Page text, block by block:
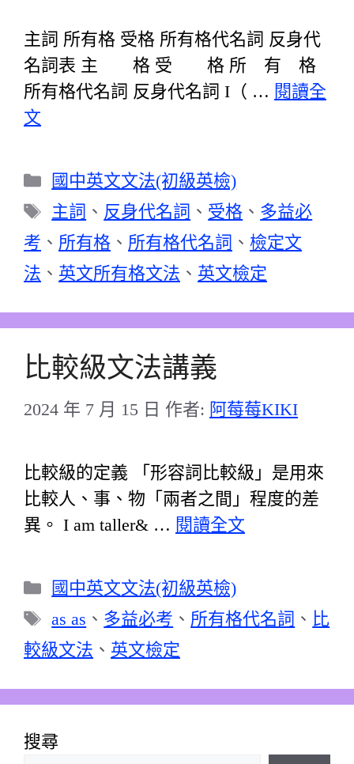
主詞 所有格 受格 所有格代名詞 反身代
名詞表 主 格 受 格 所 有 格
所有格代名詞 反身代名詞 I（ … 閱讀全
文
分
類
國中英文文法(初級英檢)
標
籤
主詞 、 反身代名詞 、 受格 、 多益必
考 、 所有格 、 所有格代名詞 、 檢定文
法 、 英文所有格文法 、 英文檢定
比較級文法講義
2024 年 7 月 15 日 作者: 阿莓莓KIKI
比較級的定義 「形容詞比較級」是用來
比較人、事、物「兩者之間」程度的差
異。 I am taller& … 閱讀全文
分
國中英文文法(初級英檢)
標
籤
as as 、 多益必考 、 所有格代名詞 、 比
較級文法 、 英文檢定
搜尋